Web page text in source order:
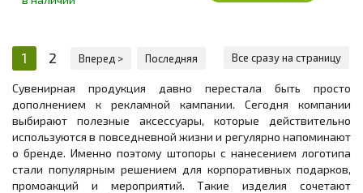
1 2 Вперед > Последняя Все сразу на страницу
Сувенирная продукция давно перестала быть просто
дополнением к рекламной кампании. Сегодня компании
выбирают полезные аксессуары, которые действительно
используются в повседневной жизни и регулярно напоминают
о бренде. Именно поэтому штопоры с нанесением логотипа
стали популярным решением для корпоративных подарков,
промоакций и мероприятий. Такие изделия сочетают